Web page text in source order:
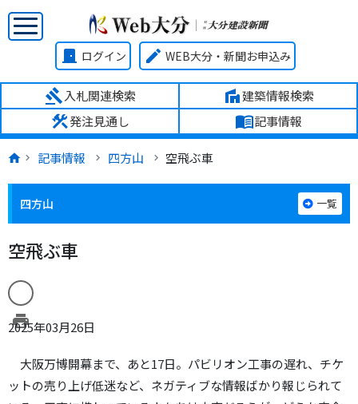
door_front ログイン edit WEB大分・新聞お申込み
gavel入札関連検索 villa建築情報検索
construction発注見通し menu_book記事情報
記事情報 四方山 空飛ぶ車
四方山 一覧
空飛ぶ車
print
2025年03月26日
大阪万博開幕まで、あと17日。パビリオン工事の遅れ、チケ
ットの売り上げ低迷など、ネガティブな情報ばかり報じられて